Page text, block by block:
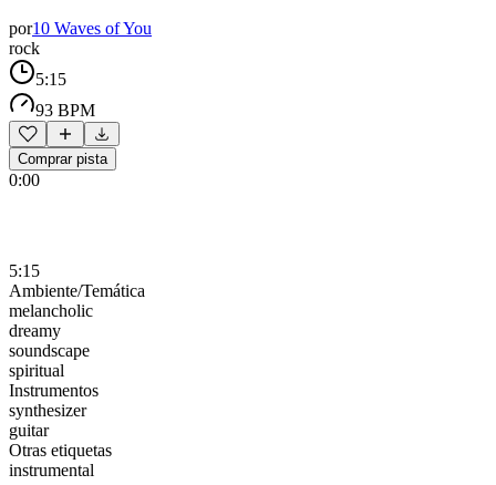
por10 Waves of You
rock
5:15
93 BPM
Comprar pista
0:00
5:15
Ambiente/Temática
melancholic
dreamy
soundscape
spiritual
Instrumentos
synthesizer
guitar
Otras etiquetas
instrumental